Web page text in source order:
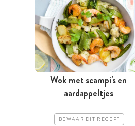
Wok met scampi's en
aardappeltjes
BEWAAR DIT RECEPT